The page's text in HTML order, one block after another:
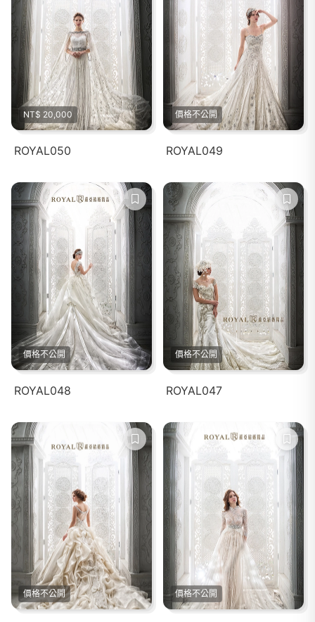
NT$ 20,000
ROYAL050
價格不公開
ROYAL049
價格不公開
ROYAL048
價格不公開
ROYAL047
價格不公開 價格不公開